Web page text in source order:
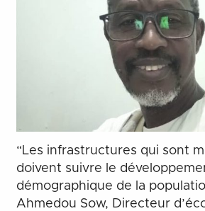
“Les infrastructures qui sont
doivent suivre le
démographique de la
Ahmedou Sow, Directeur